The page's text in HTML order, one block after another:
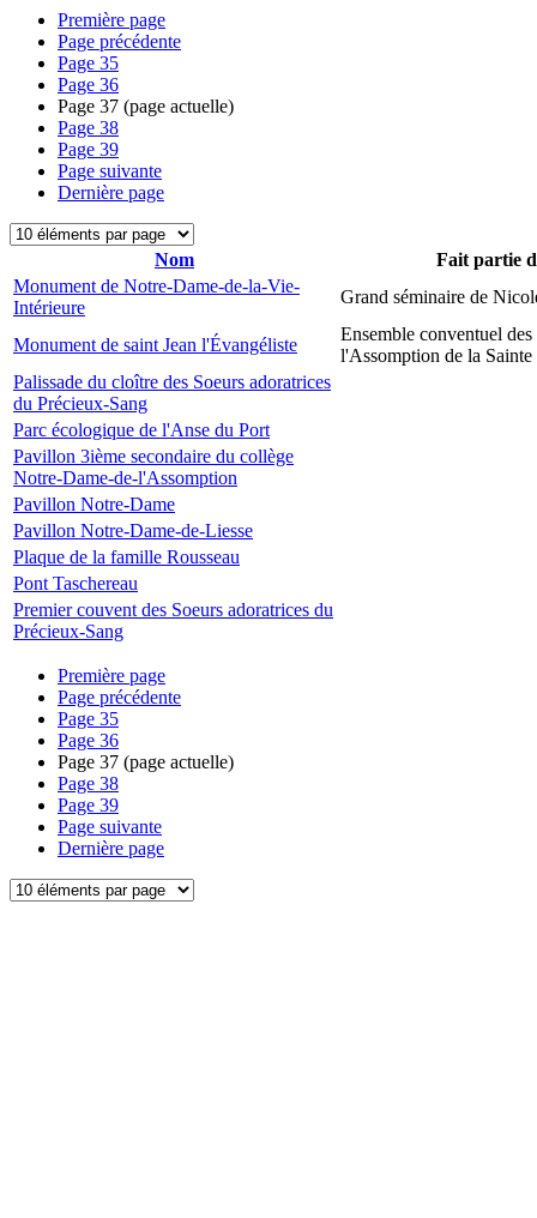
Première page
Page précédente
Page 35
Page 36
Page 37 (page actuelle)
Page 38
Page 39
Page suivante
Dernière page
Nom
Fait partie
Monument de Notre-Dame-de-la-Vie-
Intérieure
Grand séminaire de
Monument de saint Jean l'Évangéliste
Ensemble conventuel des
l'Assomption de la
Palissade du cloître des Soeurs adoratrices
du Précieux-Sang
Parc écologique de l'Anse du Port
Pavillon 3ième secondaire du collège
Notre-Dame-de-l'Assomption
Pavillon Notre-Dame
Pavillon Notre-Dame-de-Liesse
Plaque de la famille Rousseau
Pont Taschereau
Premier couvent des Soeurs adoratrices du
Précieux-Sang
Première page
Page précédente
Page 35
Page 36
Page 37 (page actuelle)
Page 38
Page 39
Page suivante
Dernière page